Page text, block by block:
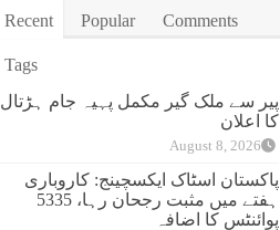
Recent Popular Comments
Tags
پیر سے ملک گیر مکمل پہیہ جام ہڑتال
کا اعلان
August 8, 2026
پاکستان اسٹاک ایکسچینج: کاروباری
ہفتے میں مثبت رجحان رہا، 5335
پوائنٹس کا اضافہ